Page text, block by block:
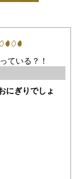
ている？！
にぎりでしょ